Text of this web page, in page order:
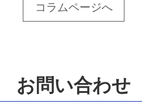
コラムページへ
お問い合わせ